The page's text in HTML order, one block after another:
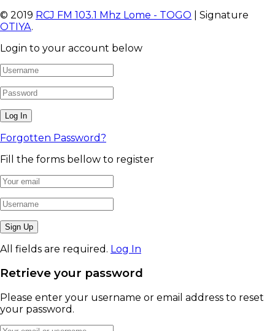
© 2019 RCJ FM 103.1 Mhz Lome - TOGO | Signature
OTIYA.
Login to your account below
Forgotten Password?
Fill the forms bellow to register
All fields are required. Log In
Retrieve your password
Please enter your username or email address to reset
your password.